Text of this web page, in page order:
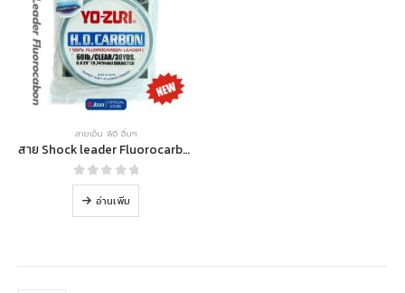
สายเอ็น พีอี อื่นๆ
สาย Shock leader Fluorocarbon 100%
0out of 5
อ่านเพิ่ม